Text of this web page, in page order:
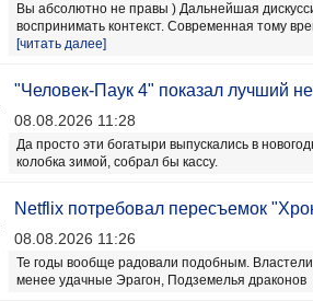
Вы абсолютно не правы ) Дальнейшая
воспринимать контекст. Современная тому
[читать далее]
"Человек-Паук 4" показал лучший
08.08.2026 11:28
Да просто эти богатыри выпускались в
колобка зимой, собрал бы кассу.
Netflix потребовал пересъемок
08.08.2026 11:26
Те годы вообще радовали подобным.
менее удачные Эрагон, Подземелья драконов